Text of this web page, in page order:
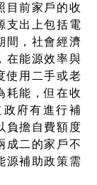
目前家戶的收
支出上包括電
間，社會經濟
在能源效率與
使用二手或老
耗能，但在收
府有進行補
負擔自費額度
成二的家戶不
源補助政策需